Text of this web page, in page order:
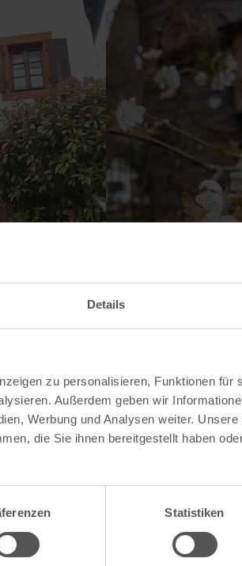
Details
zu personalisieren, Funktionen für
Außerdem geben wir
Werbung und Analysen weiter.
die Sie ihnen bereitgestellt haben
Statistiken
Kontakt